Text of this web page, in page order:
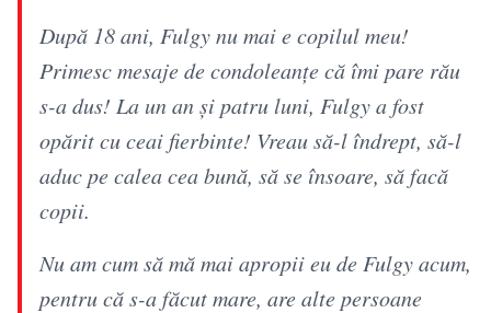
După 18 ani, Fulgy nu mai e copilul meu!
Primesc mesaje de condoleanțe că îmi pare rău
s-a dus! La un an și patru luni, Fulgy a fost
opărit cu ceai fierbinte! Vreau să-l îndrept, să-l
aduc pe calea cea bună, să se însoare, să facă
copii.
Nu am cum să mă mai apropii eu de Fulgy acum,
pentru că s-a făcut mare, are alte persoane